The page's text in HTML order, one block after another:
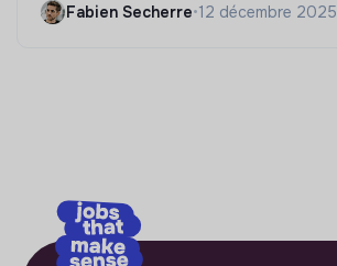
Fabien Secherre•12 décembre 2025